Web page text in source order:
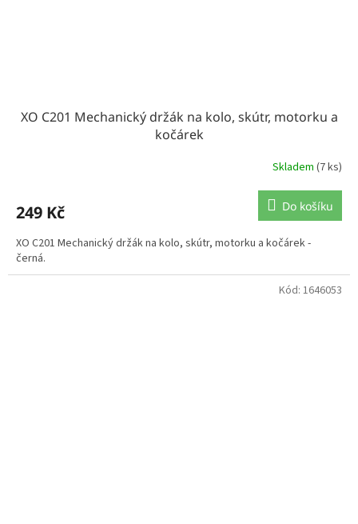
XO C201 Mechanický držák na kolo, skútr, motorku a
kočárek
Skladem (7 ks)
249 Kč Do košíku
XO C201 Mechanický držák na kolo, skútr, motorku a kočárek -
černá.
Kód: 1646053